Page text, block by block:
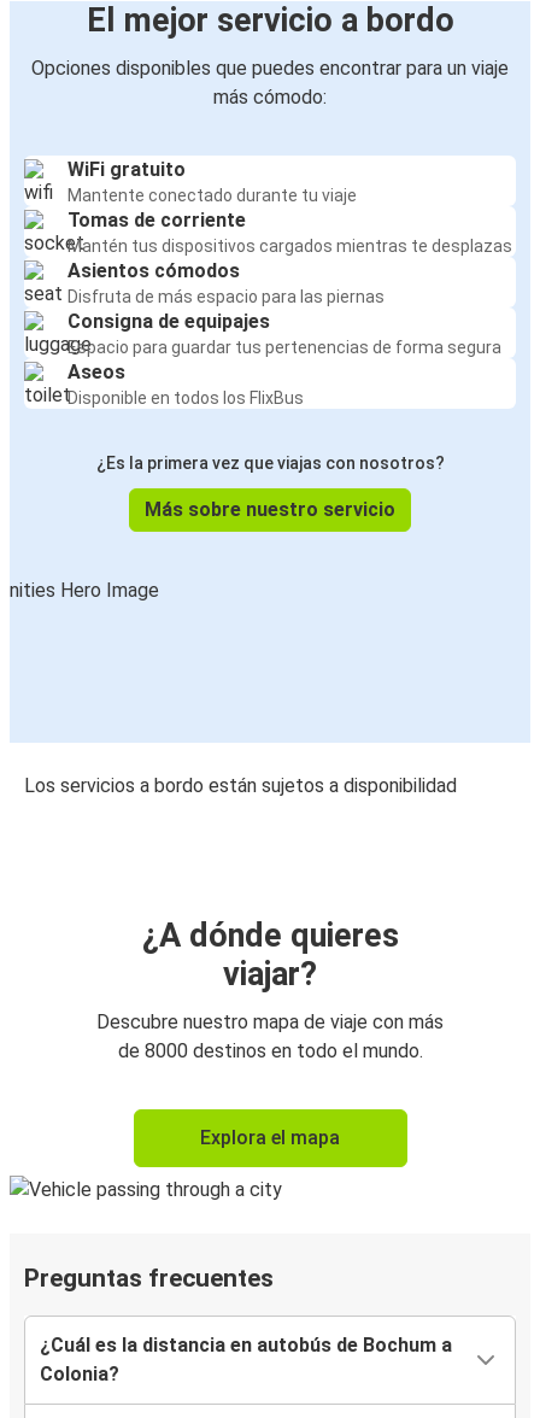
El mejor servicio a bordo
Opciones disponibles que puedes encontrar para un viaje
más cómodo:
WiFi gratuito
Mantente conectado durante tu viaje
Tomas de corriente
Mantén tus dispositivos cargados mientras te desplazas
Asientos cómodos
Disfruta de más espacio para las piernas
Consigna de equipajes
Espacio para guardar tus pertenencias de forma segura
Aseos
Disponible en todos los FlixBus
¿Es la primera vez que viajas con nosotros?
Más sobre nuestro servicio
Los servicios a bordo están sujetos a disponibilidad
¿A dónde quieres
viajar?
Descubre nuestro mapa de viaje con más
de 8000 destinos en todo el mundo.
Explora el mapa
Preguntas frecuentes
¿Cuál es la distancia en autobús de Bochum a
Colonia?